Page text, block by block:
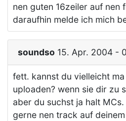
nen guten 16zeiler auf nen
daraufhin melde ich mich
soundso 15. Apr. 2004 -
fett. kannst du vielleicht ma
uploaden? wenn sie dir zu
aber du suchst ja halt
gerne nen track auf